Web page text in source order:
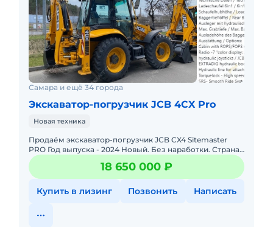
Самара и ещё 34 города
Экскаватор-погрузчик JCB 4CX Pro
Новая техника
Продаём экскаватор-погрузчик JCB CX4 Sitemaster
PRO Год выпуска - 2024 Новый. Без наработки. Страна
производитель - Англия Местонахождение - Бельгия
Готов
18 650 000 ₽
Купить в лизинг Позвонить Написать